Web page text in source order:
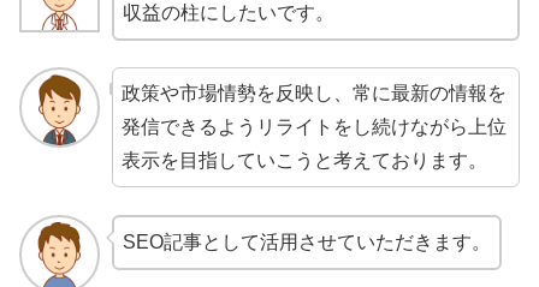
収益の柱にしたいです。
政策や市場情勢を反映し、常に最新の情報を
発信できるようリライトをし続けながら上位
表示を目指していこうと考えております。
SEO記事として活用させていただきます。